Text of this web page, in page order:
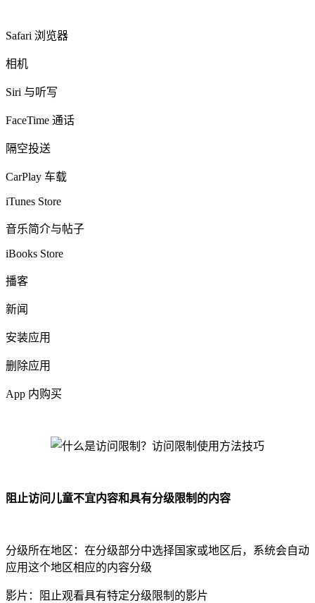
Safari 浏览器
相机
Siri 与听写
FaceTime 通话
隔空投送
CarPlay 车载
iTunes Store
音乐简介与帖子
iBooks Store
播客
新闻
安装应用
删除应用
App 内购买
阻止访问儿童不宜内容和具有分级限制的内容
分级所在地区：在分级部分中选择国家或地区后，系统会自动
应用这个地区相应的内容分级
影片：阻止观看具有特定分级限制的影片